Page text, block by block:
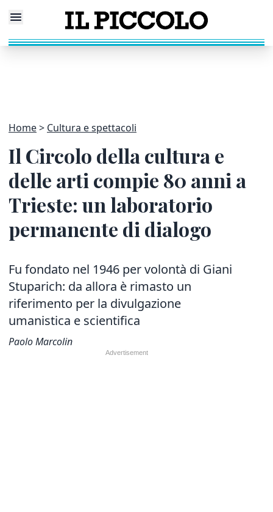
Home Cultura e spettacoli
Il Circolo della cultura e
delle arti compie 80 anni a
Trieste: un laboratorio
permanente di dialogo
Fu fondato nel 1946 per volontà di Giani
Stuparich: da allora è rimasto un
riferimento per la divulgazione
umanistica e scientifica
Paolo Marcolin